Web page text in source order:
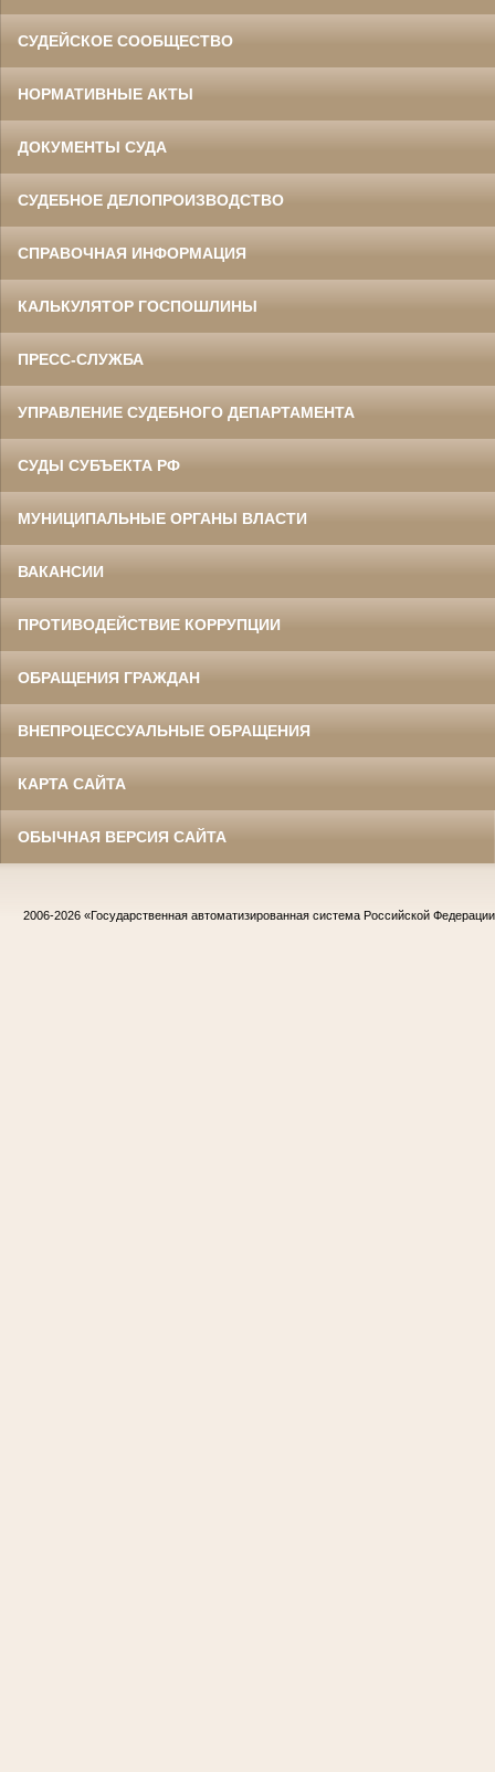
СУДЕЙСКОЕ СООБЩЕСТВО
НОРМАТИВНЫЕ АКТЫ
ДОКУМЕНТЫ СУДА
СУДЕБНОЕ ДЕЛОПРОИЗВОДСТВО
СПРАВОЧНАЯ ИНФОРМАЦИЯ
КАЛЬКУЛЯТОР ГОСПОШЛИНЫ
ПРЕСС-СЛУЖБА
УПРАВЛЕНИЕ СУДЕБНОГО ДЕПАРТАМЕНТА
СУДЫ СУБЪЕКТА РФ
МУНИЦИПАЛЬНЫЕ ОРГАНЫ ВЛАСТИ
ВАКАНСИИ
ПРОТИВОДЕЙСТВИЕ КОРРУПЦИИ
ОБРАЩЕНИЯ ГРАЖДАН
ВНЕПРОЦЕССУАЛЬНЫЕ ОБРАЩЕНИЯ
КАРТА САЙТА
ОБЫЧНАЯ ВЕРСИЯ САЙТА
2006-2026 «Государственная автоматизированная система Российской